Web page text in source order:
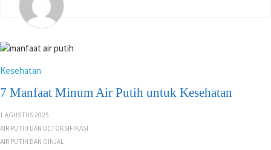
Kesehatan
7 Manfaat Minum Air Putih untuk Kesehatan
1 AGUSTUS 2025
AIR PUTIH DAN DETOKSIFIKASI
AIR PUTIH DAN GINJAL